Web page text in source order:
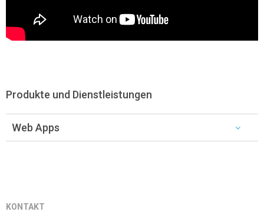
Produkte und Dienstleistungen
Web Apps
KONTAKT